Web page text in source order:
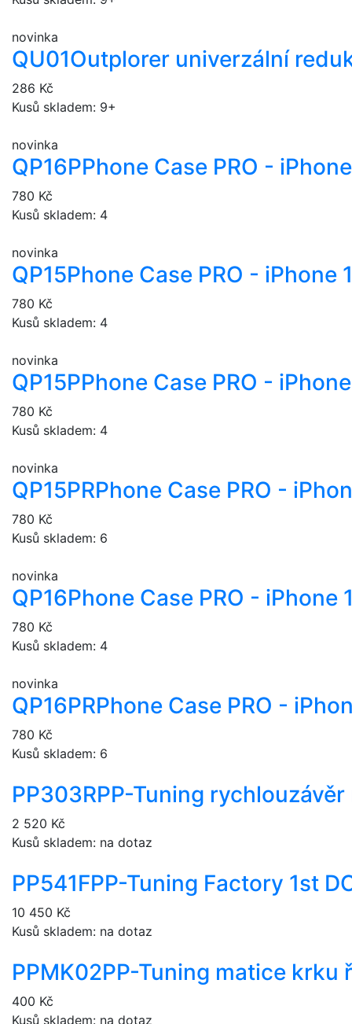
novinka
QU01Outplorer univerzální
286 Kč
Kusů skladem: 9+
novinka
QP16PPhone Case PRO -
780 Kč
Kusů skladem: 4
novinka
QP15Phone Case PRO - iPhone
780 Kč
Kusů skladem: 4
novinka
QP15PPhone Case PRO -
780 Kč
Kusů skladem: 4
novinka
QP15PRPhone Case PRO -
780 Kč
Kusů skladem: 6
novinka
QP16Phone Case PRO - iPhone
780 Kč
Kusů skladem: 4
novinka
QP16PRPhone Case PRO -
780 Kč
Kusů skladem: 6
PP303RPP-Tuning
2 520 Kč
Kusů skladem: na dotaz
PP541FPP-Tuning Factory 1st
10 450 Kč
Kusů skladem: na dotaz
PPMK02PP-Tuning matice krku
400 Kč
Kusů skladem: na dotaz